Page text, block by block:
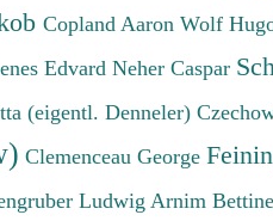
Copland Aaron Wolf
Edvard Neher Caspar
(eigentl. Denneler)
Clemenceau George
Ludwig Arnim